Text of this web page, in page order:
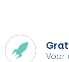
Voor